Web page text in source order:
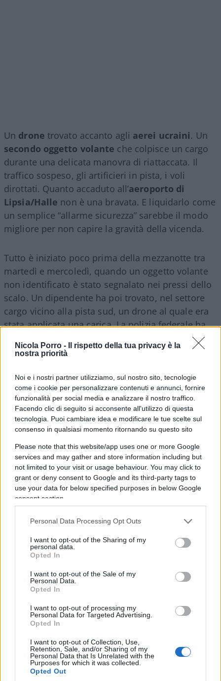
Nicola Porro -
Il rispetto della tua privacy è la
nostra priorità
Noi e i nostri partner utilizziamo, sul nostro sito, tecnologie
come i cookie per personalizzare contenuti e annunci, fornire
funzionalità per social media e analizzare il nostro traffico.
Facendo clic di seguito si acconsente all'utilizzo di questa
tecnologia. Puoi cambiare idea e modificare le tue scelte sul
consenso in qualsiasi momento ritornando su questo sito
Please note that this website/app uses one or more Google
services and may gather and store information including but
not limited to your visit or usage behaviour. You may click to
grant or deny consent to Google and its third-party tags to
use your data for below specified purposes in below Google
consent section.
Personal Data Processing Opt Outs
I want to opt-out of the Sharing of my
personal data.
Opted In
I want to opt-out of the Sale of my
Personal Data.
Opted In
I want to opt-out of processing my
Personal Data for Targeted Advertising.
Opted In
I want to opt-out of Collection, Use,
Retention, Sale, and/or Sharing of my
Personal Data that Is Unrelated with the
Purposes for which it was collected.
Opted Out
Un drone trovato accanto agli aerei ucraini. Un
secondo oggetto volante che colpisce un cargo
durante una delicata manovra di riattaccata. Il
traffico sospeso, gli artificieri in pista, i voli
dirottati. Quanto accaduto all’aeroporto di
Lipsia/Halle non è una bravata. E liquidarlo come
un semplice “allarme sicurezza” sarebbe il modo
migliore per non capire la gravità della vicenda.
Tutto è iniziato poco prima della mezzanotte tra
martedì e mercoledì, quando un oggetto volante
non identificato è stato segnalato nei pressi dello
scalo. Un dipendente ha poi trovato, nel settore
cargo vicino alla pista sud, un drone al quale era
stata applicata una carica. La polizia federale ha
un robot artificiere e gli specialisti
hanno rimosso il detonatore. Le indagini sono
centro antiterrorismo della polizia criminale della
Sassonia. Non esattamente le autorità che
vengono mobilitate per un giocattolo finito fuori
rotta.
Secondo un’inchiesta congiunta di Ndr, Wdr e
rilevato la presenza di Petn e Semtex, esplosivi ad
alta potenza utilizzati anche in ambito militare. Il
detonatore potrebbe essersi staccato, impedendo
l’esplosione. Il drone si trovava inoltre nelle
immediate vicinanze di quattro velivoli della